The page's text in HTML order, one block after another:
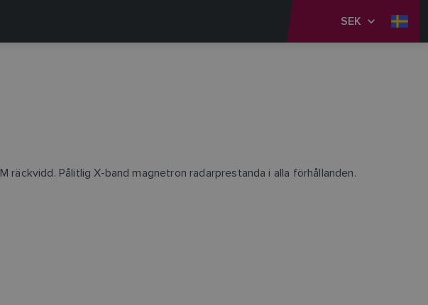
SEK
Pålitlig X-band magnetron radarprestanda i alla förhållanden.